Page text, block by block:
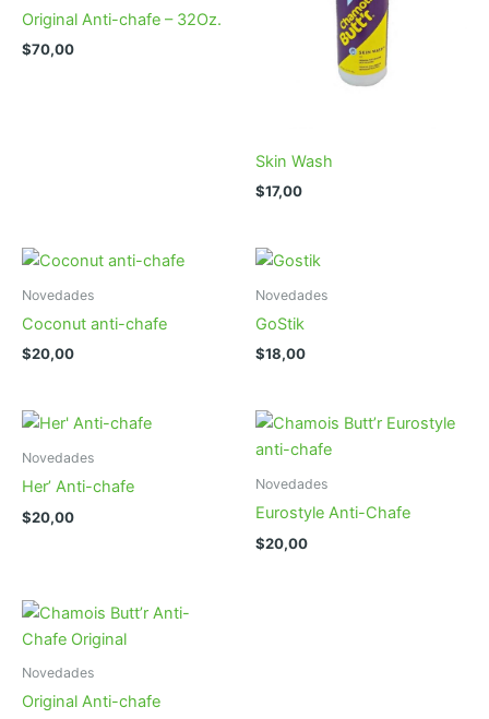
Original Anti-chafe – 32Oz.
$70,00
Skin Wash
$17,00
Novedades
Coconut anti-chafe
$20,00
Novedades
GoStik
$18,00
Novedades
Her’ Anti-chafe
$20,00
Novedades
Eurostyle Anti-Chafe
$20,00
Novedades
Original Anti-chafe